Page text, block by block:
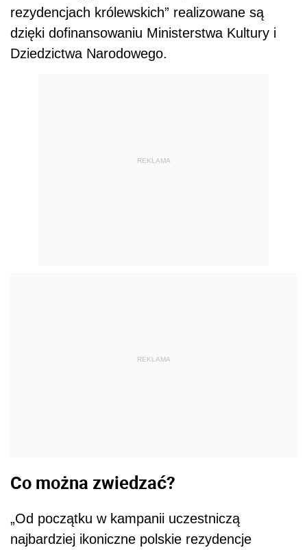
rezydencjach królewskich” realizowane są
dzięki dofinansowaniu Ministerstwa Kultury i
Dziedzictwa Narodowego.
REKLAMA
REKLAMA
Co można zwiedzać?
„Od początku w kampanii uczestniczą
najbardziej ikoniczne polskie rezydencje